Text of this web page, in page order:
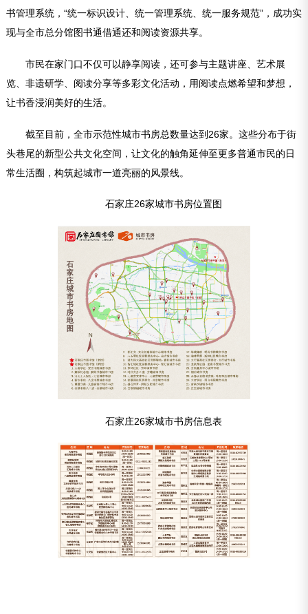
书管理系统，“统一标识设计、统一管理系统、统一服务规范”，成功实
现与全市总分馆图书通借通还和阅读资源共享。
市民在家门口不仅可以静享阅读，还可参与主题讲座、艺术展
览、非遗研学、阅读分享等多彩文化活动，用阅读点燃希望和梦想，
让书香浸润美好的生活。
截至目前，全市示范性城市书房总数量达到26家。这些分布于街
头巷尾的新型公共文化空间，让文化的触角延伸至更多普通市民的日
常生活圈，构筑起城市一道亮丽的风景线。
石家庄26家城市书房位置图
石家庄26家城市书房信息表